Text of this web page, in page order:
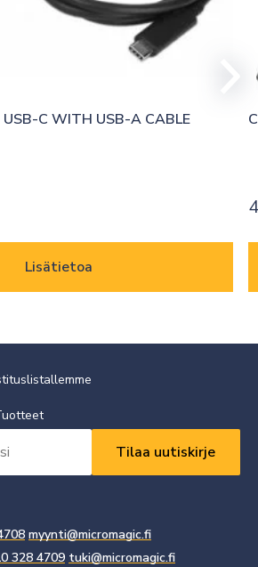
USB-C WITH USB-A CABLE
Lisätietoa
myynti@micromagic.fi
328 4709 tuki@micromagic.fi